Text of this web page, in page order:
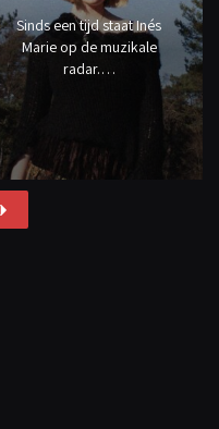
Sinds een tijd staat Inés
Marie op de muzikale
radar.…